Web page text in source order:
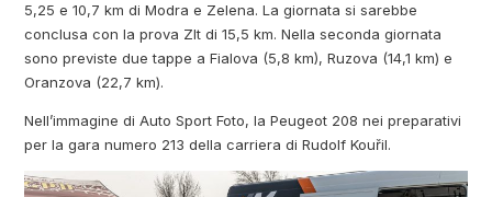
5,25 e 10,7 km di Modra e Zelena. La giornata si sarebbe
conclusa con la prova Zlt di 15,5 km. Nella seconda giornata
sono previste due tappe a Fialova (5,8 km), Ruzova (14,1 km) e
Oranzova (22,7 km).
Nell’immagine di Auto Sport Foto, la Peugeot 208 nei preparativi
per la gara numero 213 della carriera di Rudolf Kouřil.